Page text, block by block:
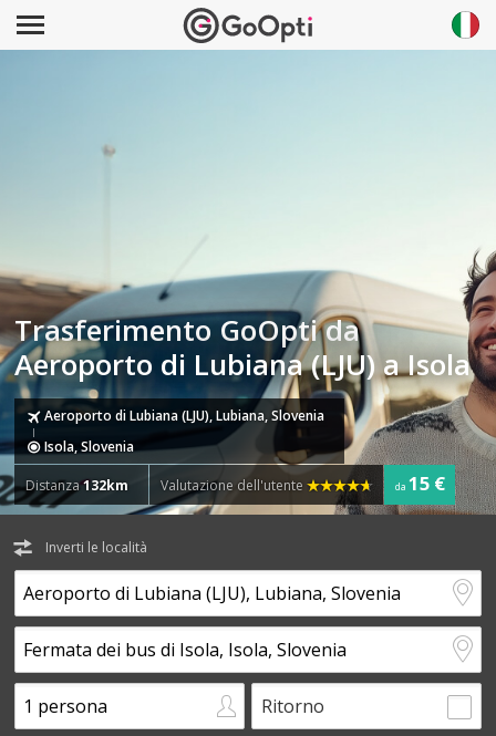
Trasferimento GoOpti da
Aeroporto di Lubiana (LJU) a Isola
Aeroporto di Lubiana (LJU), Lubiana, Slovenia
Isola, Slovenia
Distanza132km Valutazione dell'utente da 15 €
Inverti le località
Ritorno